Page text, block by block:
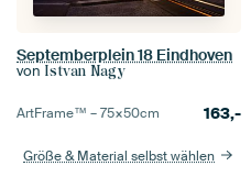
Septemberplein 18 Eindhoven
von Istvan Nagy
ArtFrame™ –75×50cm 163,-
Größe & Material selbst wählen